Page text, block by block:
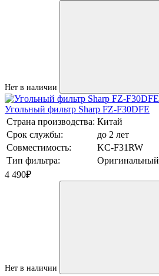
Нет в наличии
Угольный фильтр Sharp FZ-F30DFE
Страна производства: Китай
Срок службы:
до 2 лет
Совместимость:
KC-F31RW
Тип фильтра:
Оригинальный
4 490₽
Нет в наличии